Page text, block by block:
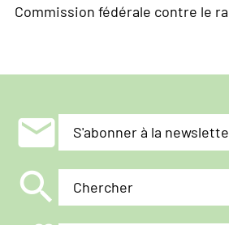
Commission fédérale contre le
mail S'abonner à la
search Chercher